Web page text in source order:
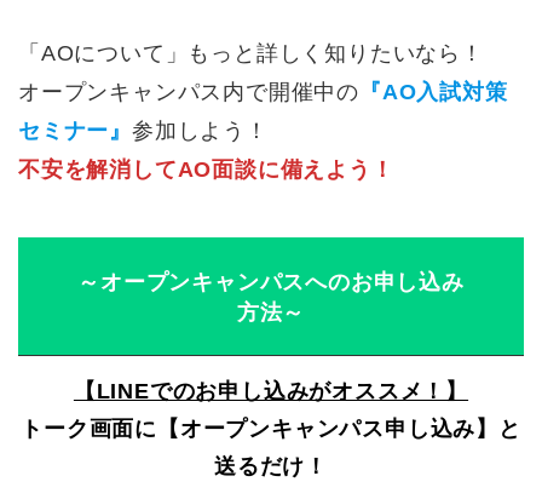
「AOについて」もっと詳しく知りたいなら！
オープンキャンパス内で開催中の 『AO入試対策
セミナー』 参加しよう！
不安を解消してAO面談に備えよう！
～オープンキャンパスへのお申し込み
方法～
【LINEでのお申し込みがオススメ！】
トーク画面に【オープンキャンパス申し込み】と
送るだけ！